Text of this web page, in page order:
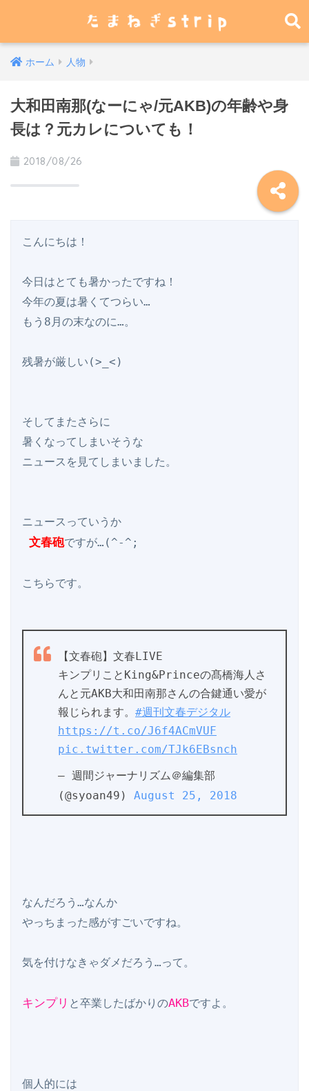
ホーム 人物
大和田南那(なーにゃ/元AKB)の年齢や身
長は？元カレについても！
2018/08/26
こんにちは！
今日はとても暑かったですね！
今年の夏は暑くてつらい…
もう8月の末なのに…。
残暑が厳しい(>_<)
そしてまたさらに
暑くなってしまいそうな
ニュースを見てしまいました。
文春砲ですが…(^-^;
こちらです。
【文春砲】文春LIVE
キンプリことKing&Princeの髙橋海人さ
んと元AKB大和田南那さんの合鍵通い愛が
報じられます。 #週刊文春デジタル
https://t.co/J6f4ACmVUF
pic.twitter.com/TJk6EBsnch
— 週間ジャーナリズム＠編集部
(@syoan49) August 25, 2018
なんだろう…なんか
やっちまった感がすごいですね。
気を付けなきゃダメだろう…って。
キンプリ と卒業したばかりのAKBですよ。
個人的には